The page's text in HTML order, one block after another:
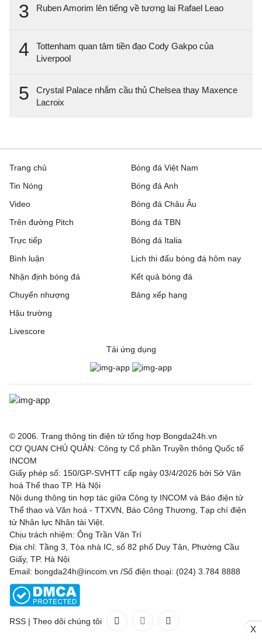
3 Ruben Amorim lên tiếng về tương lai Rafael Leao
4
Tottenham quan tâm tiền đạo Cody Gakpo của
Liverpool
5
Crystal Palace nhắm cầu thủ Chelsea thay Maxence
Lacroix
Trang chủ
Tin Nóng
Video
Trên đường Pitch
Trực tiếp
Bóng đá Việt Nam
Bóng đá Anh
Bóng đá Châu Âu
Bóng đá TBN
Bóng đá Italia
Bình luận
Nhận định bóng đá
Chuyển nhượng
Hậu trường
Livescore
Lịch thi đấu bóng đá hôm nay
Kết quả bóng đá
Bảng xếp hạng
Tải ứng dụng
© 2006. Trang thông tin điện tử tổng hợp Bongda24h.vn
CƠ QUAN CHỦ QUẢN: Công ty Cổ phần Truyền thông Quốc tế
INCOM
Giấy phép số: 150/GP-SVHTT cấp ngày 03/4/2026 bởi Sở Văn
hoá Thể thao TP. Hà Nội
Nội dung thông tin hợp tác giữa Công ty INCOM và Báo điện tử
Thể thao và Văn hoá - TTXVN, Báo Công Thương, Tạp chí điện
tử Nhân lực Nhân tài Việt.
Chịu trách nhiệm: Ông Trần Văn Trí
Địa chỉ: Tầng 3, Tòa nhà IC, số 82 phố Duy Tân, Phường Cầu
Giấy, TP. Hà Nội
Email: bongda24h@incom.vn /Số điện thoại: (024) 3.784 8888
RSS | Theo dõi chúng tôi
X